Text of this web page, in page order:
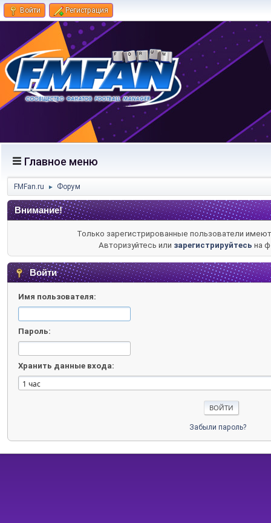
Войти Регистрация
Главное меню
FMFan.ru ► Форум
Внимание!
Только зарегистрированные пользователи
Авторизуйтесь или зарегистрируйтесь на
Войти
Имя пользователя:
Пароль:
Хранить данные входа:
Забыли пароль?